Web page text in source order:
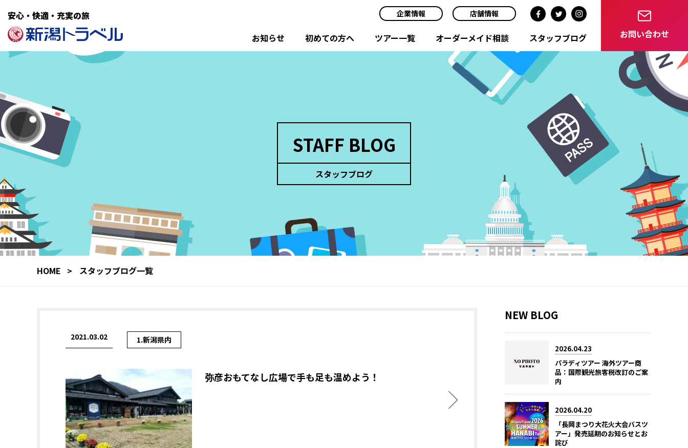
安心・快適・充実の旅 企業情報 店舗情報
お知らせ 初めての方へ ツアー一覧 オーダーメイド相談 スタッフブログ お問い合わせ
STAFF BLOG
スタッフブログ
HOME スタッフブログ一覧
2021.03.02 1.新潟県内
弥彦おもてなし広場で手も足も温めよう！
NEW BLOG
2026.04.23
パラディツアー 海外ツアー商
品：国際観光旅客税改訂のご案
内
2026.04.20
「長岡まつり大花火大会バスツ
アー」発売延期のお知らせとお
詫び